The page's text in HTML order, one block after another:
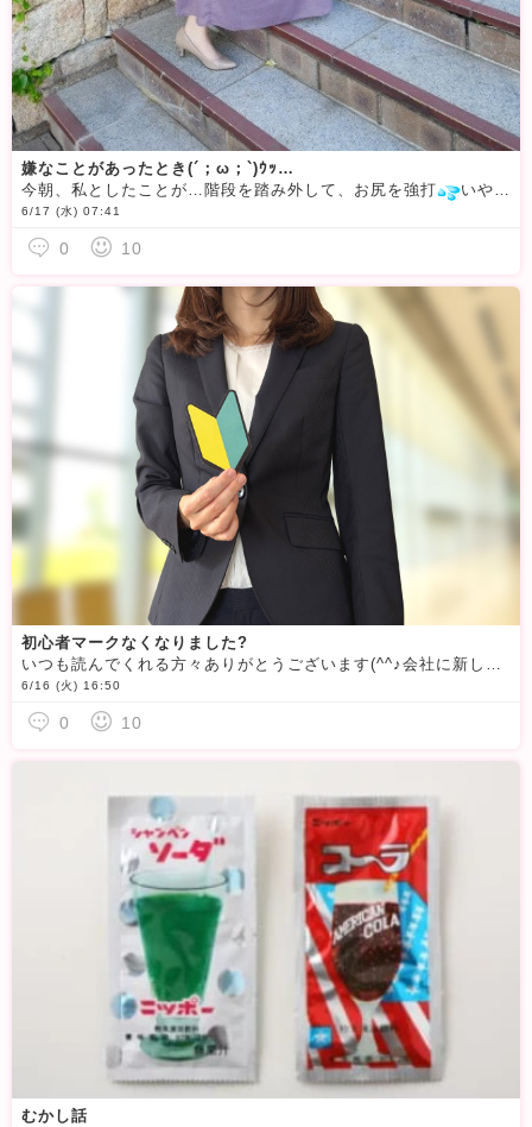
嫌なことがあったとき(´；ω；`)ｳｯ…
今朝、私としたことが…階段を踏み外して、お尻を強打
いや〜、痛いです（笑）こんな出来事があると、「朝からついてないなぁ」「今日一日、なんだか憂うつ…」って考えることもできますよね。でも、同じ出来事でも
6/17 (水) 07:41
0 10
初心者マークなくなりました?
いつも読んでくれる方々ありがとうございます(^^♪会社に新しい方が入社しました。忙しいから、募集してたのだけど‥1年ほど誰も応募がなくってやっと入ってきてくれた人なんです。でもこの1年の間に、物価の高
6/16 (火) 16:50
0 10
むかし話